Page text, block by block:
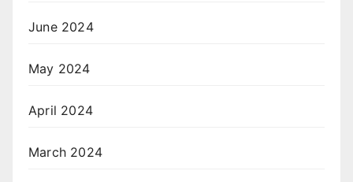
June 2024
May 2024
April 2024
March 2024